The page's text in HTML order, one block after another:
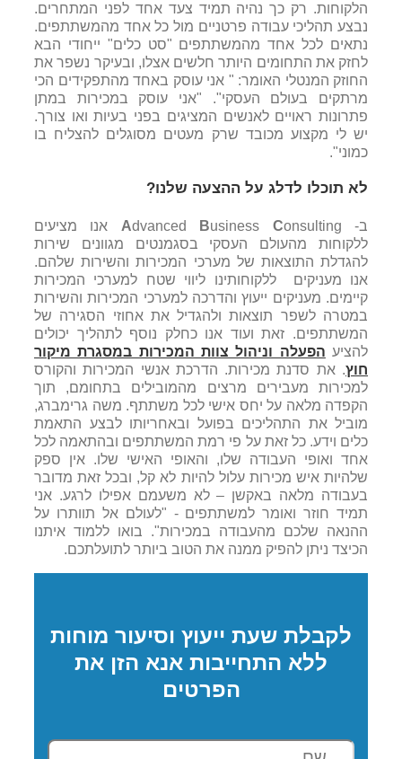
הלקוחות. רק כך נהיה תמיד צעד אחד לפני המתחרים.
נבצע תהליכי עבודה פרטניים מול כל אחד מהמשתתפים.
נתאים לכל אחד מהמשתתפים "סט כלים" ייחודי הבא
לחזק את התחומים היותר חלשים אצלו, ובעיקר נשפר את
החוזק המנטלי האומר: " אני עוסק באחד מהתפקידים הכי
מרתקים בעולם העסקי". "אני עוסק במכירות במתן
פתרונות ראויים לאנשים המציגים בפני בעיות ואו צורך.
יש לי מקצוע מכובד שרק מעטים מסוגלים להצליח בו
כמוני".
לא תוכלו לדלג על ההצעה שלנו?
ב- Advanced Business C
onsulting אנו מציעים
ללקוחות מהעולם העסקי בסגמנטים מגוונים שירות
להגדלת התוצאות של מערכי המכירות והשירות שלהם.
אנו מעניקים ללקוחותינו ליווי שטח למערכי המכירות
קיימים. מעניקים ייעוץ והדרכה למערכי המכירות והשירות
במטרה לשפר תוצאות ולהגדיל את אחוזי הסגירה של
המשתתפים. זאת ועוד אנו כחלק נוסף לתהליך יכולים
להציע הפעלה וניהול צוות המכירות במסגרת מיקור
חוץ. את סדנת מכירות. הדרכת אנשי המכירות והקורס
למכירות מעבירים מרצים מהמובילים בתחומם, תוך
הקפדה מלאה על יחס אישי לכל משתתף. משה גרימברג,
מוביל את התהליכים בפועל ובאחריותו לבצע התאמת
כלים וידע. כל זאת על פי רמת המשתתפים ובהתאמה לכל
אחד ואופי העבודה שלו, והאופי האישי שלו. אין ספק
שלהיות איש מכירות עלול להיות לא קל, ובכל זאת מדובר
בעבודה מלאה באקשן – לא משעמם אפילו לרגע. אני
תמיד חוזר ואומר למשתתפים - "לעולם אל תוותרו על
ההנאה שלכם מהעבודה במכירות". בואו ללמוד איתנו
הכיצד ניתן להפיק ממנה את הטוב ביותר לתועלתכם.
לקבלת שעת ייעוץ וסיעור מוחות
ללא התחייבות אנא הזן את
הפרטים